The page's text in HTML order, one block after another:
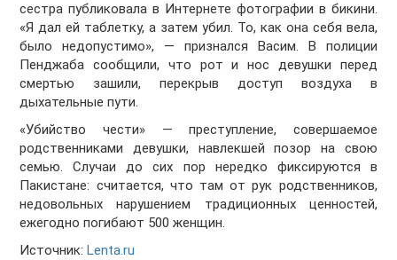
сестра публиковала в Интернете фотографии в бикини.
«Я дал ей таблетку, а затем убил. То, как она себя вела,
было недопустимо», — признался Васим. В полиции
Пенджаба сообщили, что рот и нос девушки перед
смертью зашили, перекрыв доступ воздуха в
дыхательные пути.
«Убийство чести» — преступление, совершаемое
родственниками девушки, навлекшей позор на свою
семью. Случаи до сих пор нередко фиксируются в
Пакистане: считается, что там от рук родственников,
недовольных нарушением традиционных ценностей,
ежегодно погибают 500 женщин.
Источник:Lenta.ru